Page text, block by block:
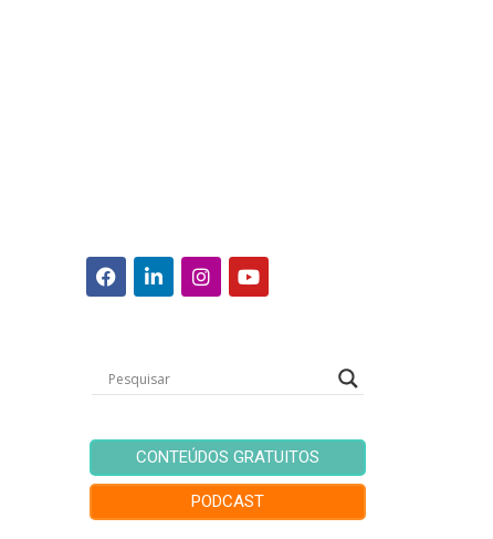
CONTEÚDOS GRATUITOS
PODCAST